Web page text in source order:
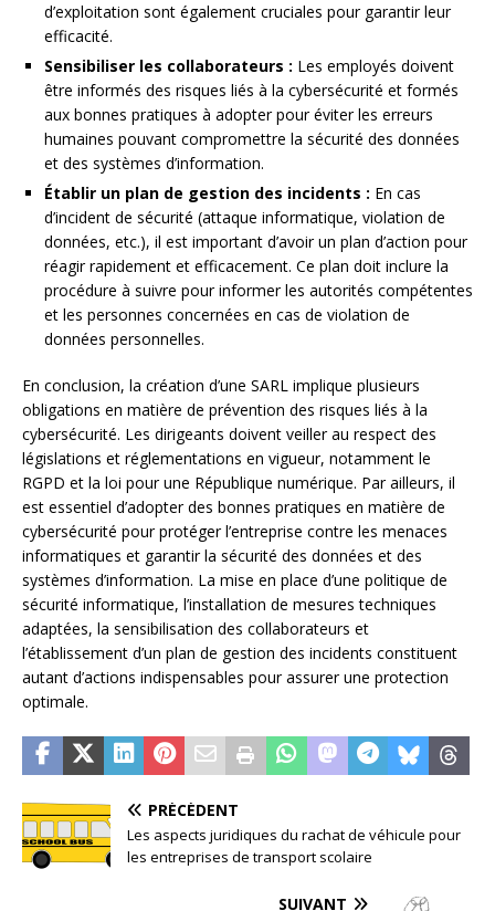
d’exploitation sont également cruciales pour garantir leur
efficacité.
Sensibiliser les collaborateurs : Les employés doivent
être informés des risques liés à la cybersécurité et formés
aux bonnes pratiques à adopter pour éviter les erreurs
humaines pouvant compromettre la sécurité des données
et des systèmes d’information.
Établir un plan de gestion des incidents : En cas
d’incident de sécurité (attaque informatique, violation de
données, etc.), il est important d’avoir un plan d’action pour
réagir rapidement et efficacement. Ce plan doit inclure la
procédure à suivre pour informer les autorités compétentes
et les personnes concernées en cas de violation de
données personnelles.
En conclusion, la création d’une SARL implique plusieurs
obligations en matière de prévention des risques liés à la
cybersécurité. Les dirigeants doivent veiller au respect des
législations et réglementations en vigueur, notamment le
RGPD et la loi pour une République numérique. Par ailleurs, il
est essentiel d’adopter des bonnes pratiques en matière de
cybersécurité pour protéger l’entreprise contre les menaces
informatiques et garantir la sécurité des données et des
systèmes d’information. La mise en place d’une politique de
sécurité informatique, l’installation de mesures techniques
adaptées, la sensibilisation des collaborateurs et
l’établissement d’un plan de gestion des incidents constituent
autant d’actions indispensables pour assurer une protection
optimale.
PRÉCÉDENT
Les aspects juridiques du rachat de véhicule pour
les entreprises de transport scolaire
SUIVANT